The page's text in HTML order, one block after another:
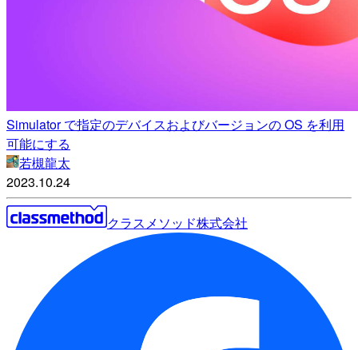
Simulator で指定のデバイスおよびバージョンの OS を利用
可能にする
若槻龍太
2023.10.24
クラスメソッド株式会社